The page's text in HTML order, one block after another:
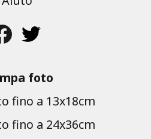
foto
fino a 13x18cm
fino a 24x36cm